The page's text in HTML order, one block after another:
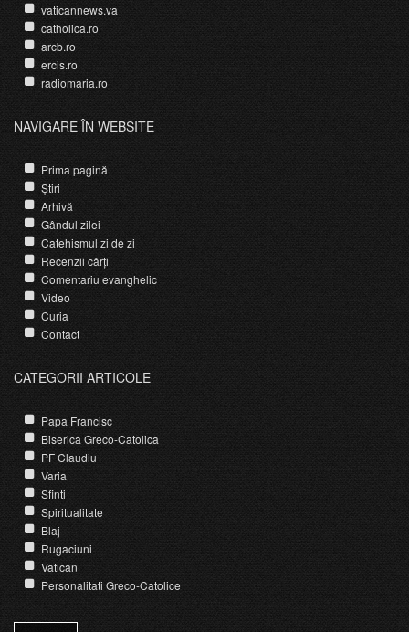
vaticannews.va
catholica.ro
arcb.ro
ercis.ro
radiomaria.ro
NAVIGARE ÎN WEBSITE
Prima pagină
Știri
Arhivă
Gândul zilei
Catehismul zi de zi
Recenzii cărți
Comentariu evanghelic
Video
Curia
Contact
CATEGORII ARTICOLE
Papa Francisc
Biserica Greco-Catolica
PF Claudiu
Varia
Sfinti
Spiritualitate
Blaj
Rugaciuni
Vatican
Personalitati Greco-Catolice